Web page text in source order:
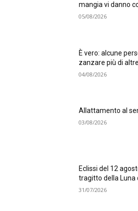
mangia vi danno
05/08/2026
È vero: alcune
zanzare più di altre
04/08/2026
Allattamento al
03/08/2026
Eclissi del 12
tragitto della Luna
31/07/2026